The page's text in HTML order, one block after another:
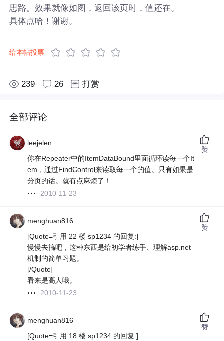
思路。效果就像如图，返回该页时，值还在。
具体点哈！谢谢。
给本帖投票
239 26 打赏
全部评论
leejelen
你在Repeater中的ItemDataBound里面循环读每一个It
em，通过FindControl来读取每一个的值。只有如果是
分页的话。就有点麻烦了！
2010-11-23
赞
menghuan816
[Quote=引用 22 楼 sp1234 的回复:]
慢慢去搞吧，这种东西是给初学者练手、理解asp.net
机制的简单习题。
[/Quote]
看来是高人哦。
2010-11-23
赞
menghuan816
[Quote=引用 18 楼 sp1234 的回复:]
赞